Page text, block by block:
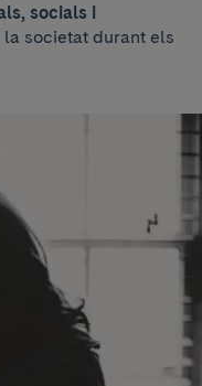
socials i
societat durant els